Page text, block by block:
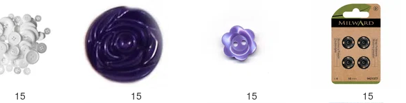
15 15 15 15